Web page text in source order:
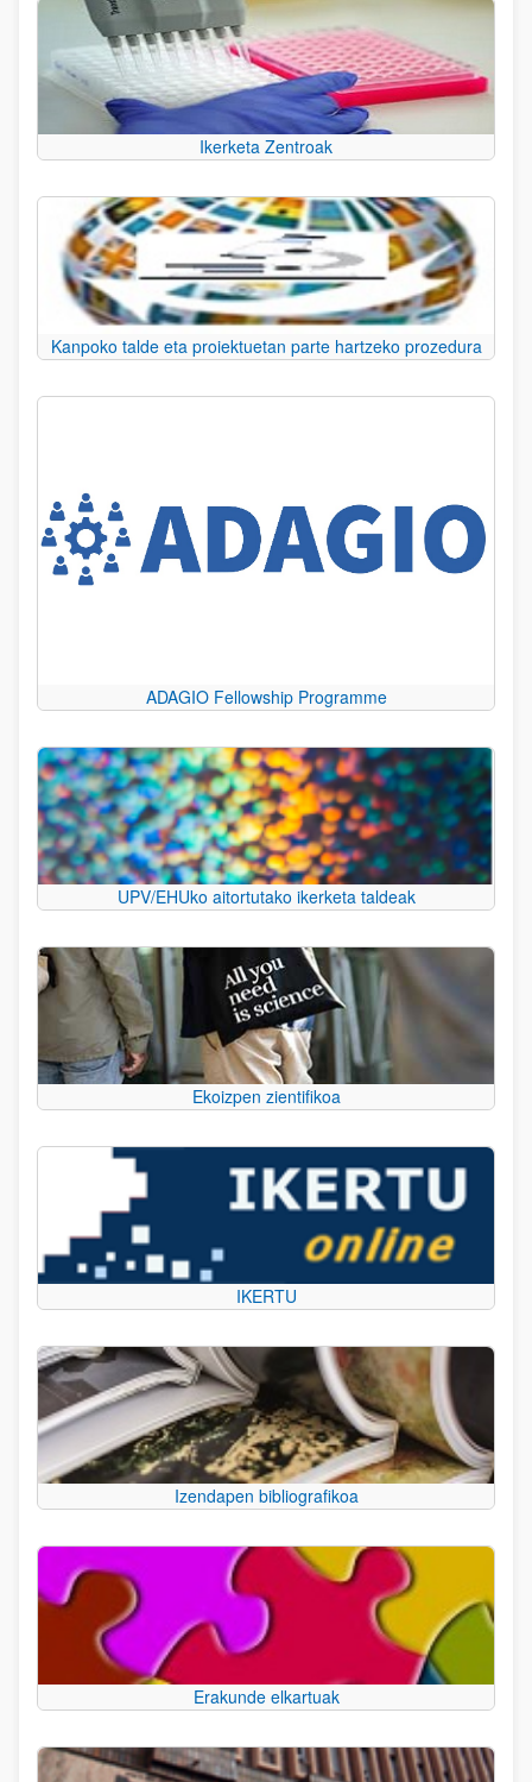
Ikerketa Zentroak
Kanpoko talde eta proiektuetan parte hartzeko prozedura
ADAGIO Fellowship Programme
UPV/EHUko aitortutako ikerketa taldeak
Ekoizpen zientifikoa
IKERTU
Izendapen bibliografikoa
Erakunde elkartuak